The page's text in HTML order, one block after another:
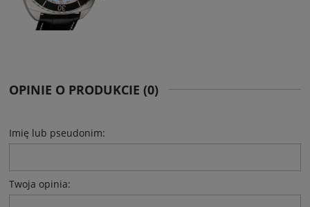
OPINIE O PRODUKCIE (0)
Imię lub pseudonim:
Twoja opinia: